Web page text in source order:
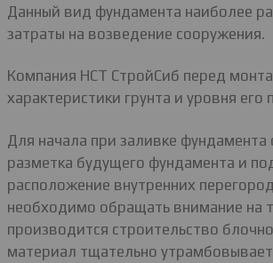
Данный вид фундамента наиболее
затраты на возведение сооружения.
Компания НСТ СтройСиб перед
характеристики грунта и уровня его
Для начала при заливке
разметка будущего фундамента и
расположение внутренних
необходимо обращать внимание на
производится строительство
материал тщательно